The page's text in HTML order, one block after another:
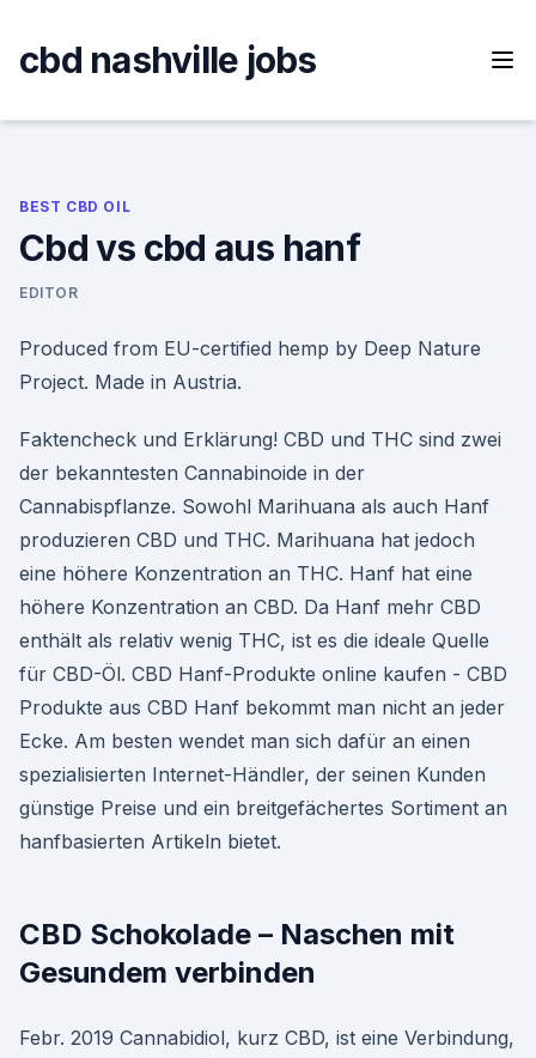
content
cbd nashville jobs
BEST CBD OIL
Cbd vs cbd aus hanf
EDITOR
Produced from EU-certified hemp by Deep Nature
Project. Made in Austria.
Faktencheck und Erklärung! CBD und THC sind zwei
der bekanntesten Cannabinoide in der
Cannabispflanze. Sowohl Marihuana als auch Hanf
produzieren CBD und THC. Marihuana hat jedoch
eine höhere Konzentration an THC. Hanf hat eine
höhere Konzentration an CBD. Da Hanf mehr CBD
enthält als relativ wenig THC, ist es die ideale Quelle
für CBD-Öl. CBD Hanf-Produkte online kaufen - CBD
Produkte aus CBD Hanf bekommt man nicht an jeder
Ecke. Am besten wendet man sich dafür an einen
spezialisierten Internet-Händler, der seinen Kunden
günstige Preise und ein breitgefächertes Sortiment an
hanfbasierten Artikeln bietet.
CBD Schokolade – Naschen mit
Gesundem verbinden
Febr. 2019 Cannabidiol, kurz CBD, ist eine Verbindung,